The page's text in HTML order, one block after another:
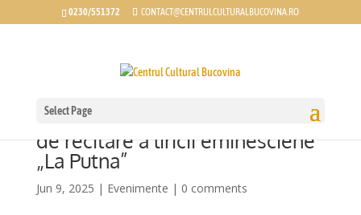
0230/551372 CONTACT@CENTRULCULTURALBUCOVINA.RO
Select Page
Trasee Eminesciene – concursul
de recitare a liricii eminesciene
„La Putna”
Jun 9, 2025 | Evenimente | 0 comments